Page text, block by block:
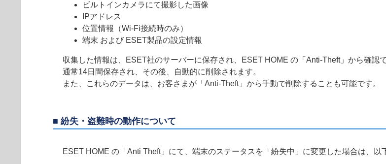
ビルトインカメラにて撮影した画像
IPアドレス
位置情報（Wi-Fi接続時のみ）
端末 および ESET製品の設定情報
収集した情報は、ESET社のサーバーに保存され、ESET HOME の「Anti-Theft」から確認
通常14日間保存され、その後、自動的に削除されます。
また、これらのデータは、お客さまが「Anti-Theft」から手動で削除することも可能です。
■ 紛失・盗難時の動作について
ESET HOME の「Anti Theft」にて、端末のステータスを「紛失中」に変更した場合は、以